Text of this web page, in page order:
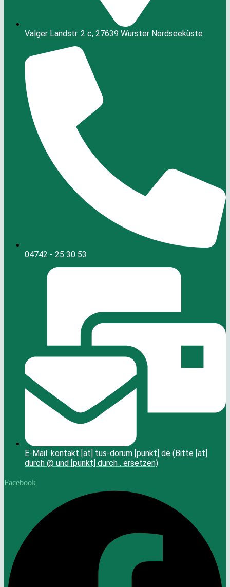
Valger Landstr. 2 c, 27639 Wurster Nordseeküste
04742 - 25 30 53
E-Mail: kontakt [at] tus-dorum [punkt] de (Bitte [at]
durch @ und [punkt] durch . ersetzen)
Facebook